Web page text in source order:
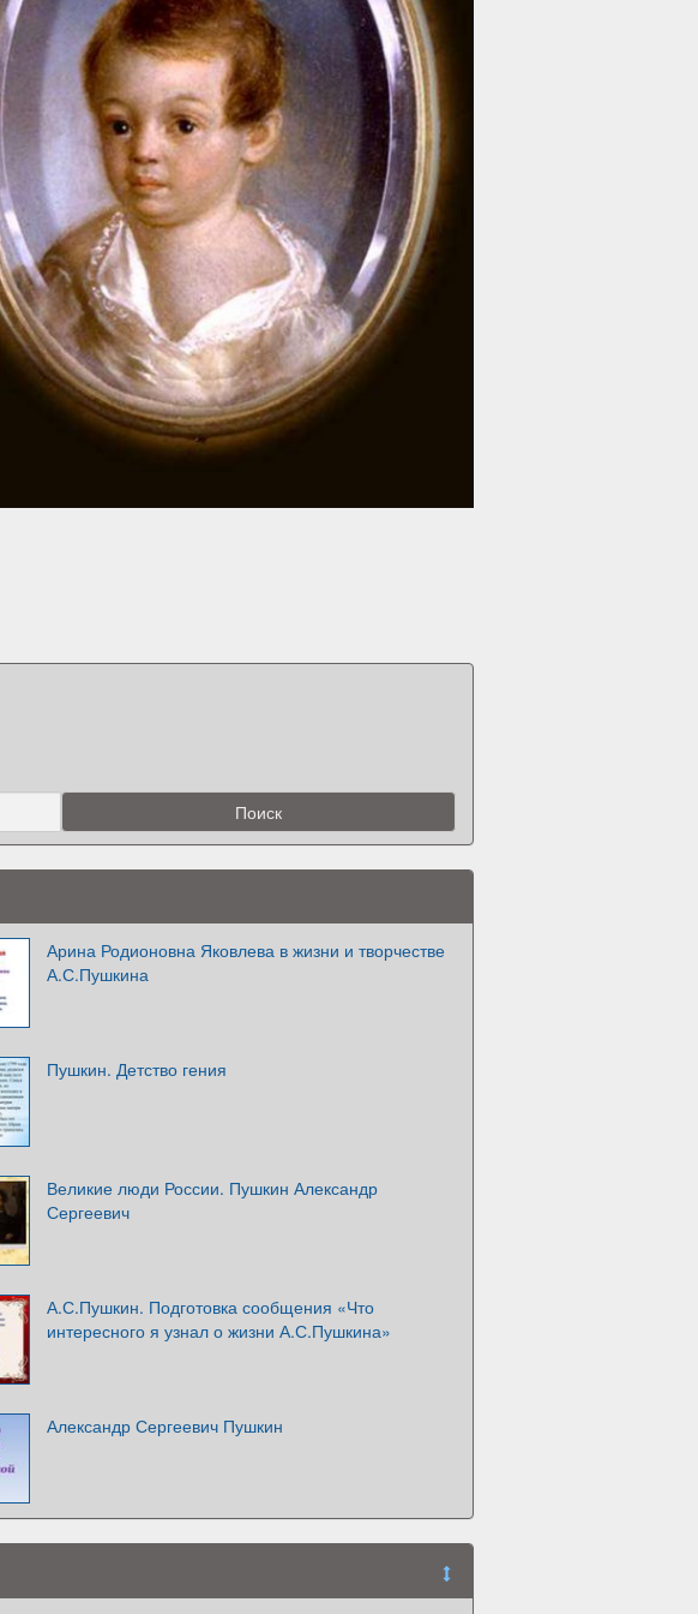
Арина Родионовна Яковлева в жизни и творчестве
А.С.Пушкина
Пушкин. Детство гения
Великие люди России. Пушкин Александр
Сергеевич
А.С.Пушкин. Подготовка сообщения «Что
интересного я узнал о жизни А.С.Пушкина»
Александр Сергеевич Пушкин